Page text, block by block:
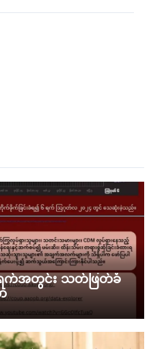
ရက်အတွင်း သတ်ဖြတ်ခံ